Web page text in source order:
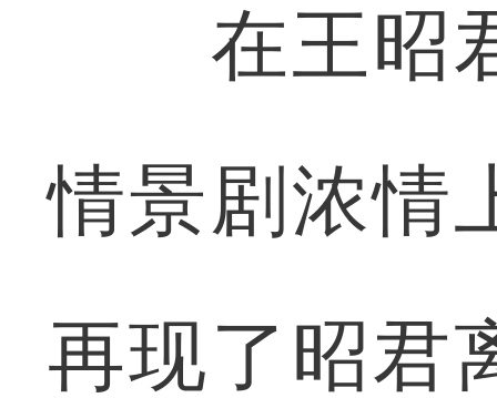
在王昭君
情景剧浓情
再现了昭君